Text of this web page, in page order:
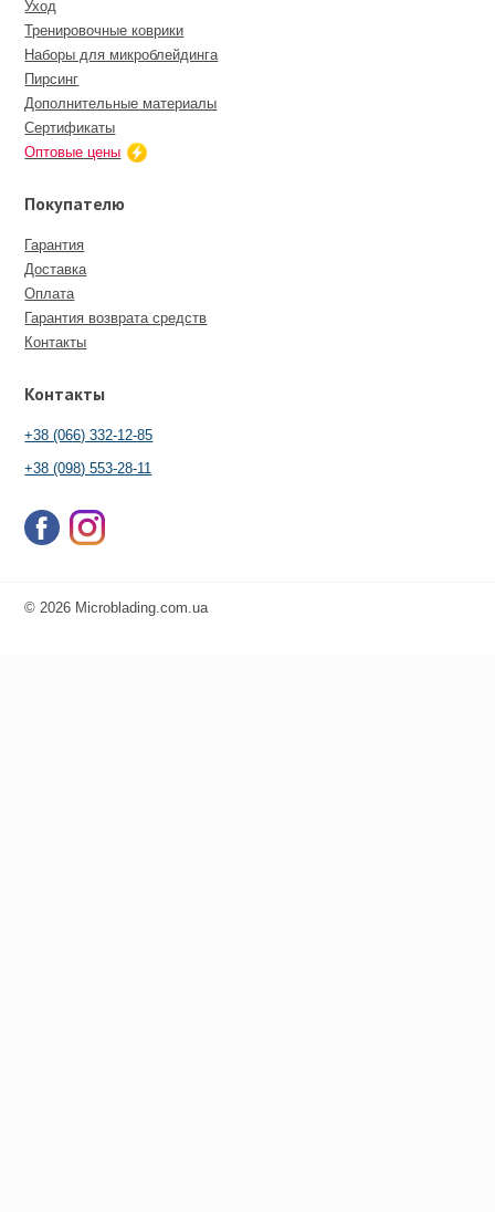
Уход
Тренировочные коврики
Наборы для микроблейдинга
Пирсинг
Дополнительные материалы
Сертификаты
Оптовые цены
Покупателю
Гарантия
Доставка
Оплата
Гарантия возврата средств
Контакты
Контакты
+38 (066) 332-12-85
+38 (098) 553-28-11
© 2026 Microblading.com.ua